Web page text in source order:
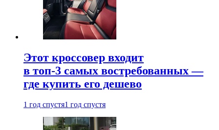
Этот кроссовер входит
в топ-3 самых востребованных —
где купить его дешево
1 год спустя1 год спустя